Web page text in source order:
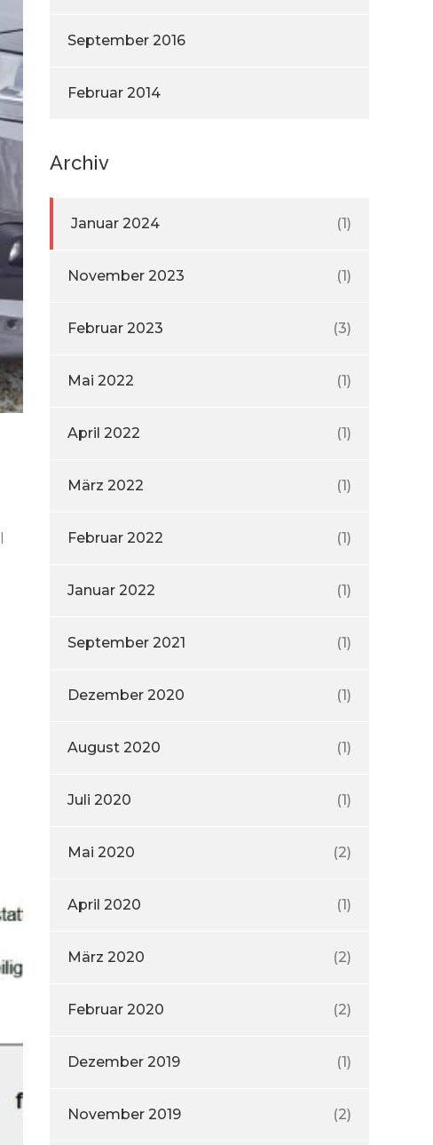
September 2016
Februar 2014
Archiv
Januar 2024 (1)
November 2023 (1)
Februar 2023 (3)
Mai 2022 (1)
April 2022 (1)
März 2022 (1)
Februar 2022 (1)
Januar 2022 (1)
September 2021 (1)
Dezember 2020 (1)
August 2020 (1)
Juli 2020 (1)
Mai 2020 (2)
April 2020 (1)
März 2020 (2)
Februar 2020 (2)
Dezember 2019 (1)
November 2019 (2)